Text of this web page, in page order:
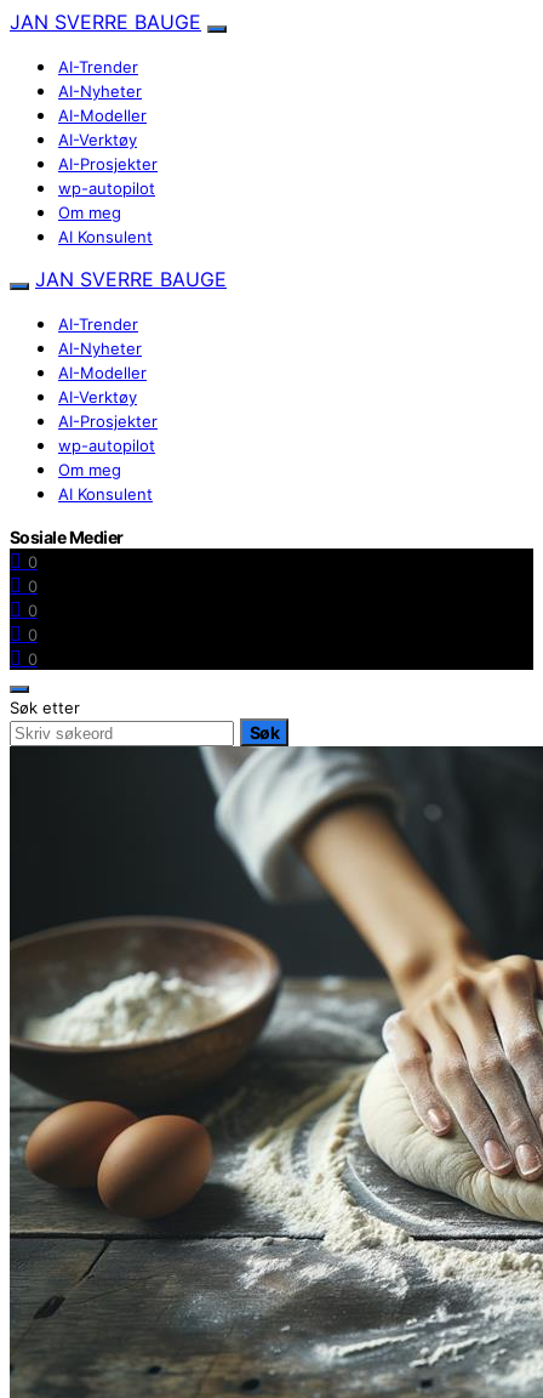
JAN SVERRE BAUGE
AI-Trender
AI-Nyheter
AI-Modeller
AI-Verktøy
AI-Prosjekter
wp-autopilot
Om meg
AI Konsulent
JAN SVERRE BAUGE
AI-Trender
AI-Nyheter
AI-Modeller
AI-Verktøy
AI-Prosjekter
wp-autopilot
Om meg
AI Konsulent
Sosiale Medier
0
0
0
0
0
Søk etter
Søk